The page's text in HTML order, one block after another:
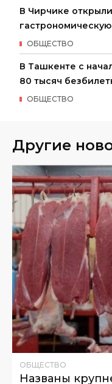
В Чирчике
ОБЩЕСТВО
В Ташкенте с
80 тысяч
ОБЩЕСТВО
Другие
ОБЩЕСТВО
Названы